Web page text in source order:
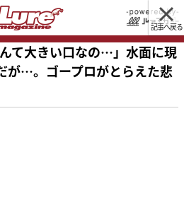
記事へ戻る
て大きい口なの…」水面に現
が…。ゴープロがとらえた悲